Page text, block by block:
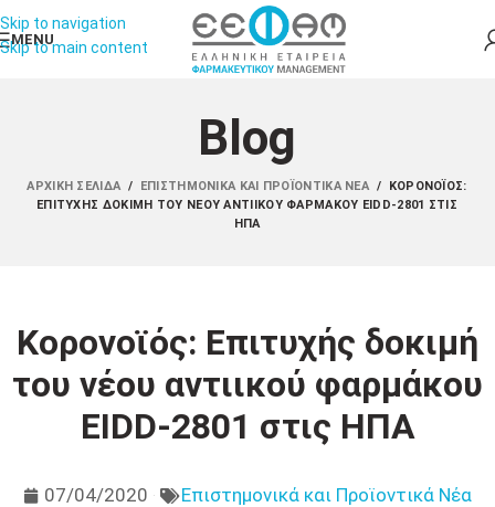
Skip to navigation
Skip to main content
MENU
Blog
ΑΡΧΙΚΉ ΣΕΛΊΔΑ / ΕΠΙΣΤΗΜΟΝΙΚΆ ΚΑΙ ΠΡΟΪΟΝΤΙΚΆ ΝΈΑ /
ΚΟΡΟΝΟΪΌΣ:
ΕΠΙΤΥΧΉΣ ΔΟΚΙΜΉ ΤΟΥ ΝΈΟΥ ΑΝΤΙΙΚΟΎ ΦΑΡΜΆΚΟΥ EIDD-2801 ΣΤΙΣ
ΗΠΑ
Κορονοϊός: Επιτυχής δοκιμή
του νέου αντιικού φαρμάκου
EIDD-2801 στις ΗΠΑ
07/04/2020 Επιστημονικά και Προϊοντικά Νέα